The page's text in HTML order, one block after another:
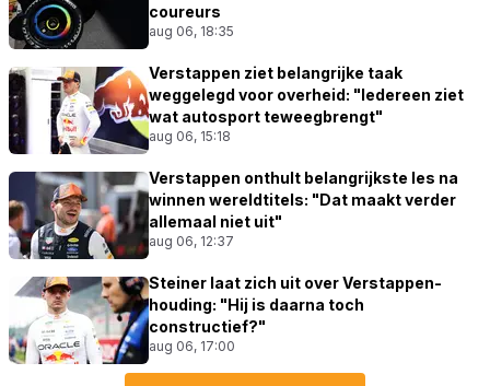
coureurs
aug 06, 18:35
Verstappen ziet belangrijke taak
weggelegd voor overheid: "Iedereen ziet
wat autosport teweegbrengt"
aug 06, 15:18
Verstappen onthult belangrijkste les na
winnen wereldtitels: "Dat maakt verder
allemaal niet uit"
aug 06, 12:37
Steiner laat zich uit over Verstappen-
houding: "Hij is daarna toch
constructief?"
aug 06, 17:00